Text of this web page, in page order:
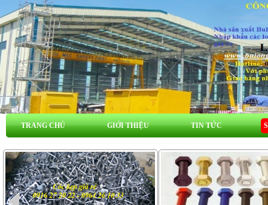
TRANG CHỦ GIỚI THIỆU TIN TỨC